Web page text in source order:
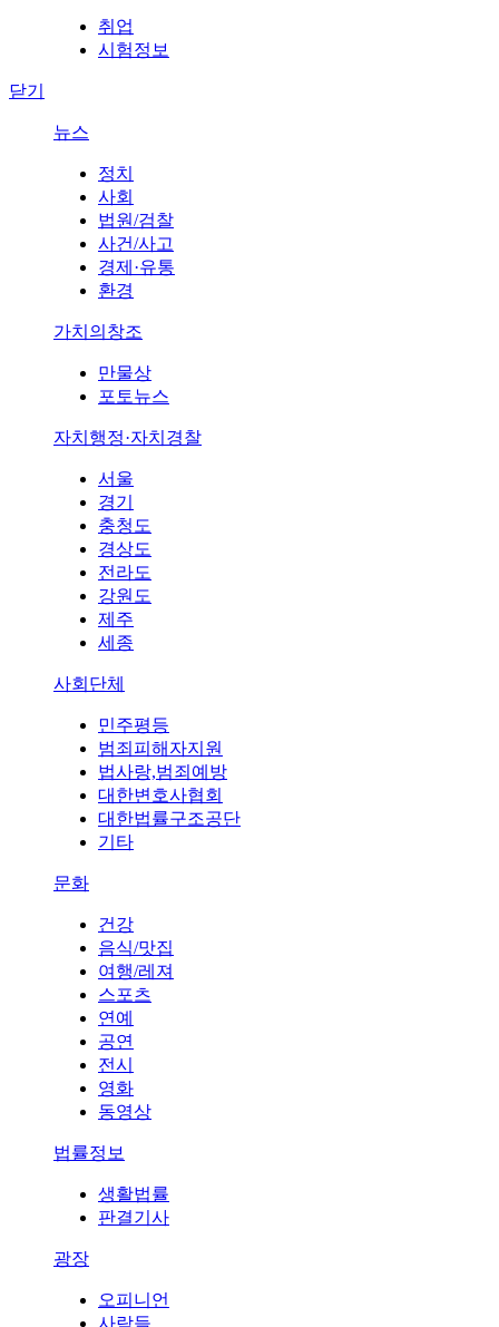
취업
시험정보
닫기
뉴스
정치
사회
법원/검찰
사건/사고
경제·유통
환경
가치의창조
만물상
포토뉴스
자치행정·자치경찰
서울
경기
충청도
경상도
전라도
강원도
제주
세종
사회단체
민주평등
범죄피해자지원
법사랑,범죄예방
대한변호사협회
대한법률구조공단
기타
문화
건강
음식/맛집
여행/레져
스포츠
연예
공연
전시
영화
동영상
법률정보
생활법률
판결기사
광장
오피니언
사람들